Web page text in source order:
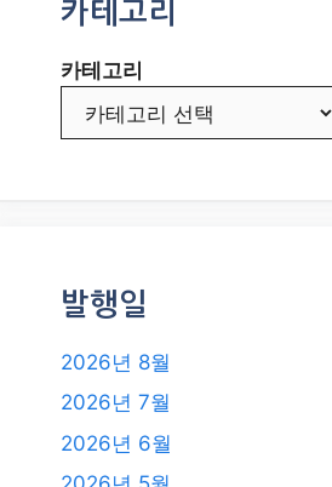
2026년 8월
2026년 7월
2026년 6월
2026년 5월
2026년 1월
2025년 11월
2025년 10월
2025년 9월